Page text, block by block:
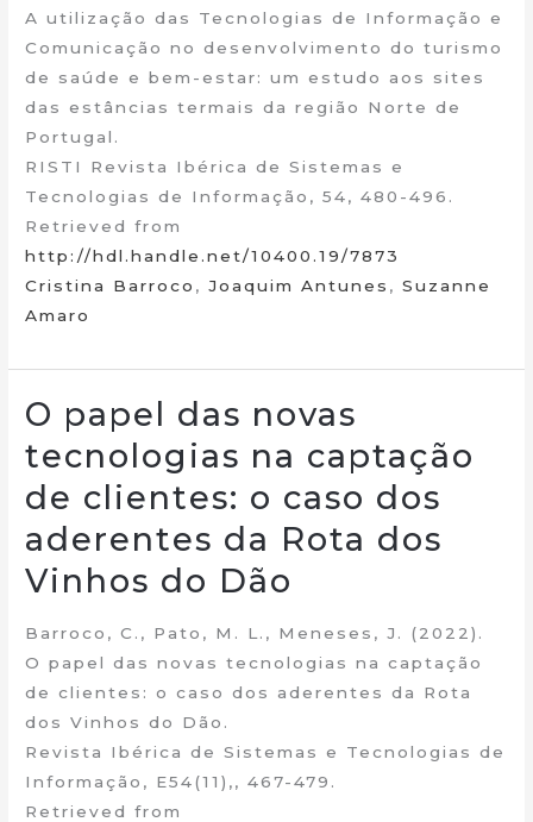
A utilização das Tecnologias de Informação e
Comunicação no desenvolvimento do turismo
de saúde e bem-estar: um estudo aos sites
das estâncias termais da região Norte de
Portugal.
RISTI Revista Ibérica de Sistemas e
Tecnologias de Informação, 54, 480-496.
Retrieved from
http://hdl.handle.net/10400.19/7873
Cristina Barroco ,Joaquim Antunes ,Suzanne
Amaro
O papel das novas
tecnologias na captação
de clientes: o caso dos
aderentes da Rota dos
Vinhos do Dão
Barroco, C., Pato, M. L., Meneses, J. (2022).
O papel das novas tecnologias na captação
de clientes: o caso dos aderentes da Rota
dos Vinhos do Dão.
Revista Ibérica de Sistemas e Tecnologias de
Informação, E54(11),, 467-479.
Retrieved from